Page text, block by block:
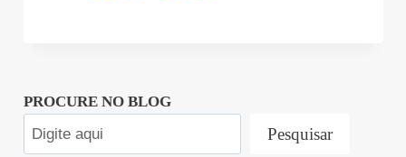
PROCURE NO BLOG
Pesquisar